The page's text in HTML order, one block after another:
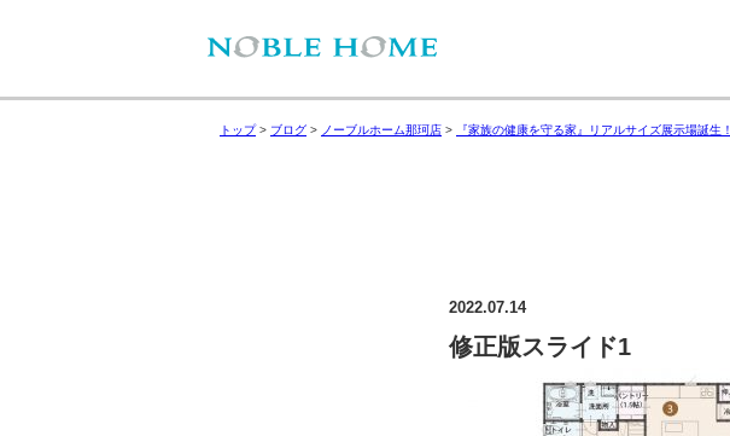
トップ> ブログ > ノーブルホーム那珂店 > 『家族の健康を守る家』リアルサイズ展示場誕生！
2022.07.14
修正版スライド1